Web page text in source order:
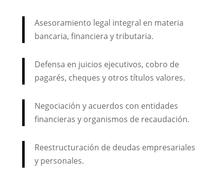
Asesoramiento legal integral en materia
bancaria, financiera y tributaria.
Defensa en juicios ejecutivos, cobro de
pagarés, cheques y otros títulos valores.
Negociación y acuerdos con entidades
financieras y organismos de recaudación.
Reestructuración de deudas empresariales
y personales.